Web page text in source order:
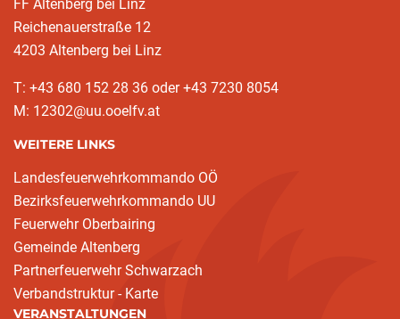
FF Altenberg bei Linz
Reichenauerstraße 12
4203 Altenberg bei Linz
T: +43 680 152 28 36 oder +43 7230 8054
M: 12302@uu.ooelfv.at
WEITERE LINKS
Landesfeuerwehrkommando OÖ
Bezirksfeuerwehrkommando UU
Feuerwehr Oberbairing
Gemeinde Altenberg
Partnerfeuerwehr Schwarzach
Verbandstruktur - Karte
VERANSTALTUNGEN